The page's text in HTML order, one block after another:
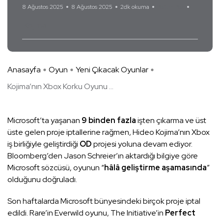
8 Ağustos 2025 8 Ağustos 2025 2dk okuma
Anasayfa Oyun
Yeni Çıkacak Oyunlar
Kojima’nın Xbox Korku Oyunu ...
Microsoft’ta yaşanan 9 binden fazlaişten çıkarma ve üst
üste gelen proje iptallerine rağmen, Hideo Kojima’nın Xbox
iş birliğiyle geliştirdiği ODprojesi yoluna devam ediyor.
Bloomberg’den Jason Schreier’ın aktardığı bilgiye göre
Microsoft sözcüsü, oyunun “hâlâ geliştirme aşamasında”
olduğunu doğruladı.
Son haftalarda Microsoft bünyesindeki birçok proje iptal
edildi. Rare’in Everwild oyunu, The Initiative’in Perfect